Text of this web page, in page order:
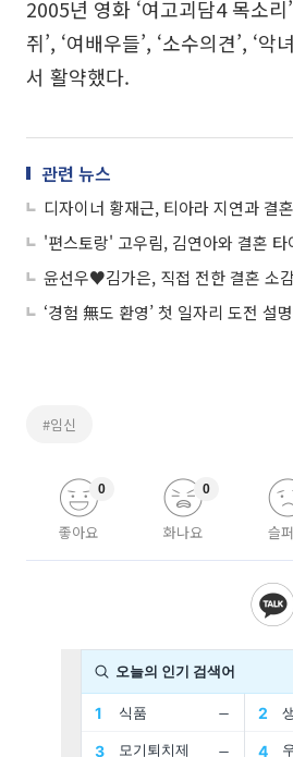
2005년 영화 ‘여고괴담4 목소리
쥐’, ‘여배우들’, ‘소수의견’, ‘악
서 활약했다.
관련 뉴스
‘경험 無도 환영’ 첫 일자리 도전 설
#임신
좋아요
0
화나요
0
슬